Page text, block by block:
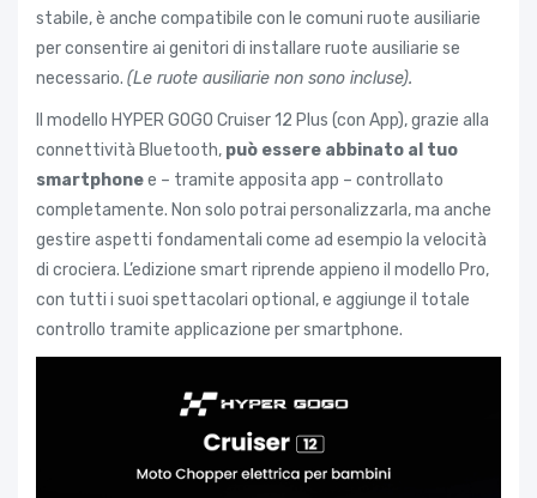
stabile, è anche compatibile con le comuni ruote ausiliarie
per consentire ai genitori di installare ruote ausiliarie se
necessario. (Le ruote ausiliarie non sono incluse).
Il modello HYPER GOGO Cruiser 12 Plus (con App), grazie alla
connettività Bluetooth, può essere abbinato al tuo
smartphonee – tramite apposita app – controllato
completamente. Non solo potrai personalizzarla, ma anche
gestire aspetti fondamentali come ad esempio la velocità
di crociera. L’edizione smart riprende appieno il modello Pro,
con tutti i suoi spettacolari optional, e aggiunge il totale
controllo tramite applicazione per smartphone.